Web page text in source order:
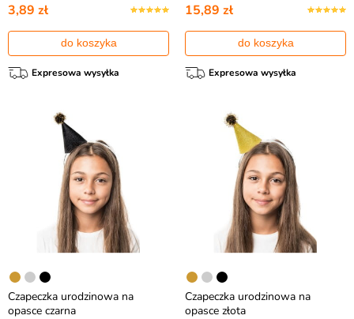
3,89 zł
do koszyka
Expresowa wysyłka
15,89 zł
do koszyka
Expresowa wysyłka
Czapeczka urodzinowa na
opasce czarna
Czapeczka urodzinowa na
opasce złota